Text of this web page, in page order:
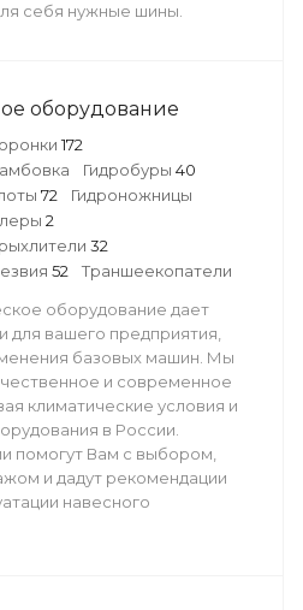
себя нужные шины.
оборудование
172
Гидробуры 40
72
Гидроножницы
2
32
52
Траншеекопатели
оборудование дает
вашего предприятия,
базовых машин. Мы
и современное
климатические условия и
в России.
помогут Вам с выбором,
и дадут рекомендации
навесного